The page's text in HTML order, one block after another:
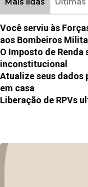
Você serviu às
aos Bombeiros
O Imposto de
inconstitucional
Atualize seus dados
em casa
Liberação de RPVs